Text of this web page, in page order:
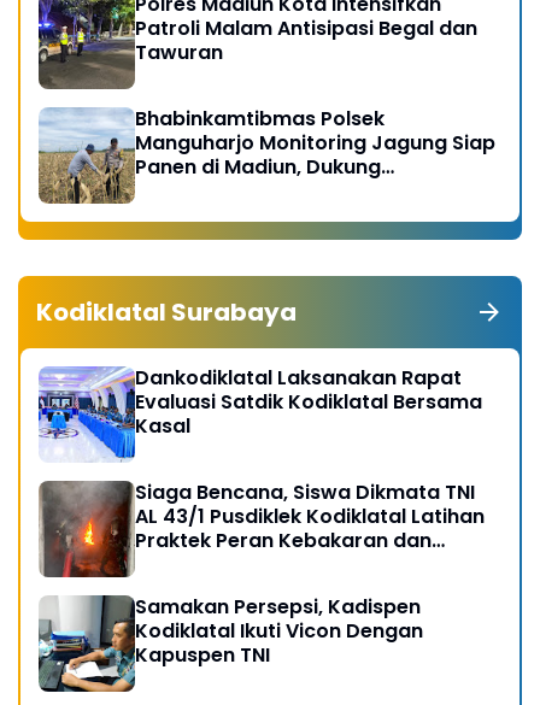
Patroli Malam Antisipasi Begal dan
Tawuran
Bhabinkamtibmas Polsek
Manguharjo Monitoring Jagung Siap
Panen di Madiun, Dukung
Kodiklatal Surabaya
Dankodiklatal Laksanakan Rapat
Evaluasi Satdik Kodiklatal Bersama
Kasal
Siaga Bencana, Siswa Dikmata TNI
AL 43/1 Pusdiklek Kodiklatal Latihan
Praktek Peran Kebakaran dan
Samakan Persepsi, Kadispen
Kodiklatal Ikuti Vicon Dengan
Kapuspen TNI